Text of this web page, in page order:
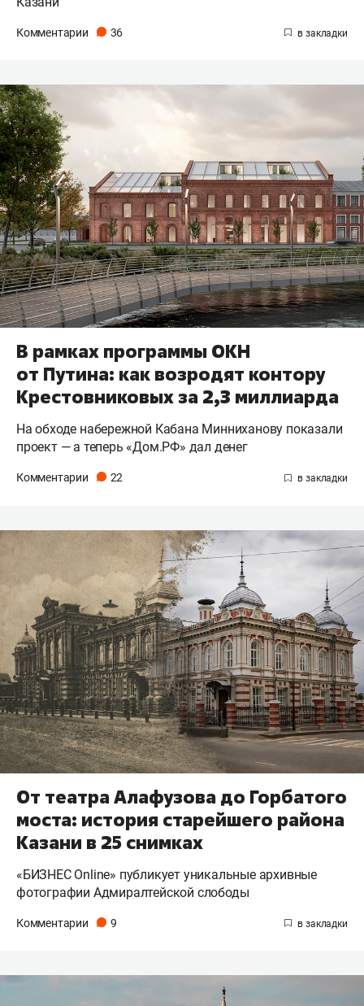
Комментарии 36
В рамках программы ОКН
от Путина: как возродят контору
Крестовниковых за 2,3 миллиарда
На обходе набережной Кабана Минниханову показали
проект — а теперь «Дом.РФ» дал денег
Комментарии 22
От театра Алафузова до Горбатого
моста: история старейшего района
Казани в 25 снимках
«БИЗНЕС Online» публикует уникальные архивные
фотографии Адмиралтейской слободы
Комментарии 9